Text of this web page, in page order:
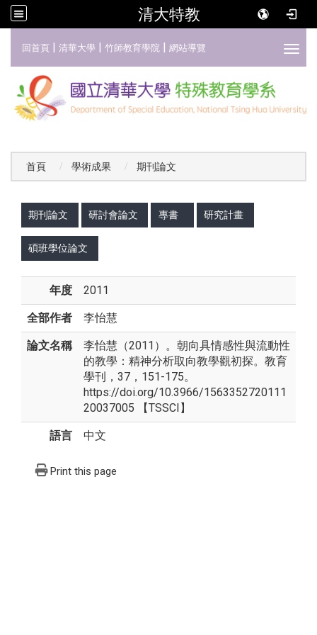
清大特教
回首頁 | 清華大學 | 竹師教育學院 | 網站導覽
首頁 學術成果 期刊論文
期刊論文 研討會論文 專書 研究計畫
碩班學位論文
年度 2011
全部作者 李怡慧
論文名稱
李怡慧（2011）。朝向具情感性與流動性
的教學：精神分析取向教學觀初探。教育
學刊，37，151-175。
https://doi.org/10.3966/1563352720111
20037005 【TSSCI】
語言 中文
Print this page